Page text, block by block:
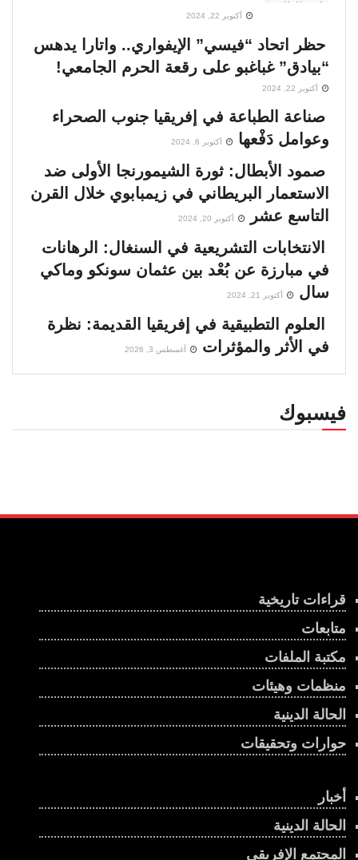
أكتوبر 22, 2024
حظر اتحاد “فيسي” الإيفواري.. واتارا يدهس
“بيادق” غباغبو على رقعة الحرم الجامعي!
أكتوبر 22, 2024
صناعة الطباعة في إفريقيا جنوب الصحراء
وعوامل دَفْعها
أكتوبر 6, 2024
صمود الأبطال: ثورة الشيمورنجا الأولى ضد
الاستعمار البريطاني في زيمبابوي خلال القرن
التاسع عشر
أكتوبر 20, 2024
الانتخابات التشريعية في السنغال: الرهانات
في مبارزة عن بُعْد بين عثمان سونكو وماكي
سال
أكتوبر 21, 2024
العلوم التطبيقية في إفريقيا القديمة: نظرة
في الأثر والمؤثرات
أغسطس 3, 2026
فيسبوك
قراءات تاريخية
متابعات
مكتبة الملفات
منظمات وهيئات
الحالة الدينية
حوارات وتحقيقات
أخبار
الحالة الدينية
المجتمع الإفريقي